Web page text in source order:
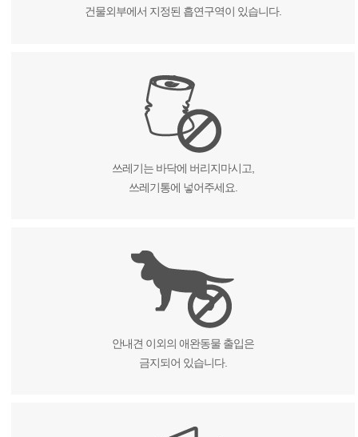
건물외부에서 지정된 흡연구역이 있습니다.
쓰레기는 바닥에 버리지마시고,
쓰레기통에 넣어주세요.
안내견 이외의 애완동물 출입은
금지되어 있습니다.